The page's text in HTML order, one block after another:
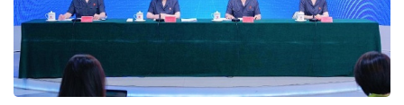
非必要不乱花 医保个人账户里的钱如何用在刀刃上
"校园贷"换上"新马甲" 警惕暑假期间网络消费陷阱